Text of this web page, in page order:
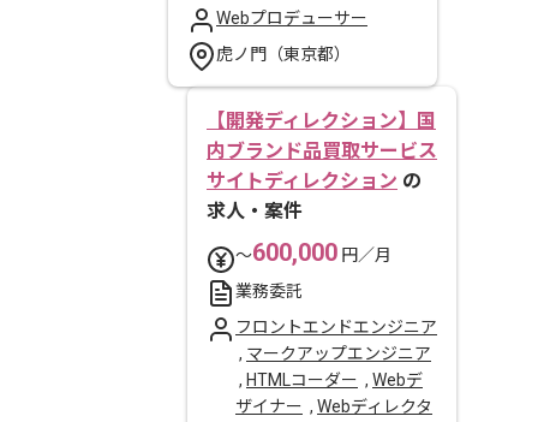
Webプロデューサー
虎ノ門（東京都）
【開発ディレクション】国
内ブランド品買取サービス
サイトディレクション の
求人・案件
〜600,000 円／月
業務委託
フロントエンドエンジニア
, マークアップエンジニア
, HTMLコーダー , Webデ
ザイナー , Webディレクタ